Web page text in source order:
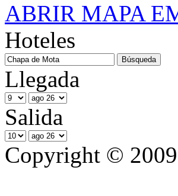
ABRIR MAPA
Hoteles
Llegada
Salida
Copyright © 2009